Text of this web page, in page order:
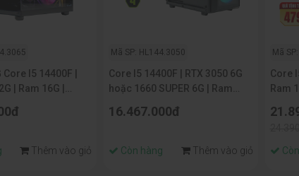
Core I5 14400F |
| Ram 16G |
Thêm vào giỏ
Mã SP: HL144.3050
Core I5 14400F | RTX 3050 6G
hoặc 1660 SUPER 6G | Ram
16.467.000đ
Còn hàng Thêm vào giỏ
Mã
Core
Ram